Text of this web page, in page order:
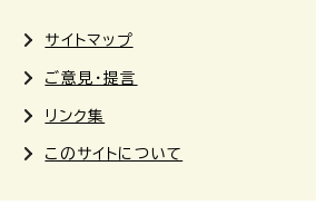
サイトマップ
ご意見・提言
リンク集
このサイトについて